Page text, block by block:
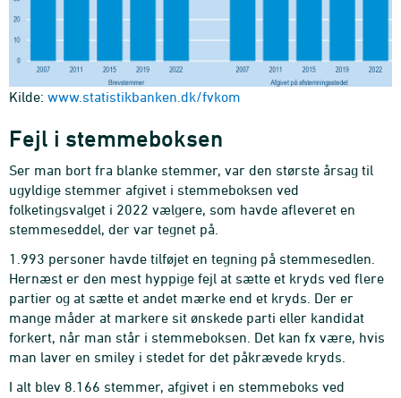
Kilde: www.statistikbanken.dk/fvkom
Fejl i stemmeboksen
Ser man bort fra blanke stemmer, var den største årsag til
ugyldige stemmer afgivet i stemmeboksen ved
folketingsvalget i 2022 vælgere, som havde afleveret en
stemmeseddel, der var tegnet på.
1.993 personer havde tilføjet en tegning på stemmesedlen.
Hernæst er den mest hyppige fejl at sætte et kryds ved flere
partier og at sætte et andet mærke end et kryds. Der er
mange måder at markere sit ønskede parti eller kandidat
forkert, når man står i stemmeboksen. Det kan fx være, hvis
man laver en smiley i stedet for det påkrævede kryds.
I alt blev 8.166 stemmer, afgivet i en stemmeboks ved